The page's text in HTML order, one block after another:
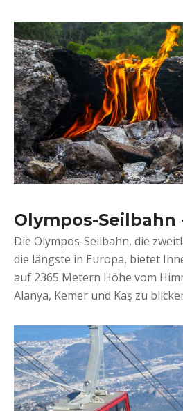
Olympos-Seilbahn
Die Olympos-Seilbahn, die
die längste in Europa, bietet
auf 2365 Metern Höhe vom
Alanya, Kemer und Kaş zu